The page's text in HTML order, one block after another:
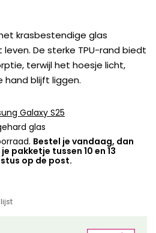
krasbestendige glas
De sterke TPU-rand biedt
terwijl het hoesje licht,
blijft liggen.
Galaxy S25
glas
Bestel je vandaag, dan
pakketje tussen 10 en 13
op de post.